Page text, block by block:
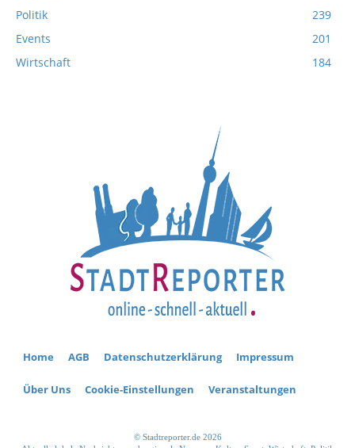
Politik
239
Events
201
Wirtschaft
184
Home AGB Datenschutzerklärung Impressum
Über Uns Cookie-Einstellungen Veranstaltungen
© Stadtreporter.de 2026